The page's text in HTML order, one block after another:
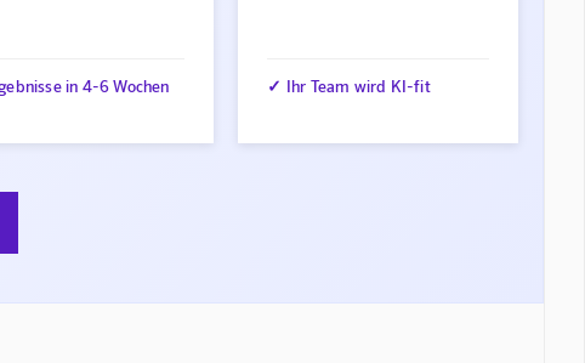
in 4-6 Wochen ✓ Ihr Team wird KI-fit